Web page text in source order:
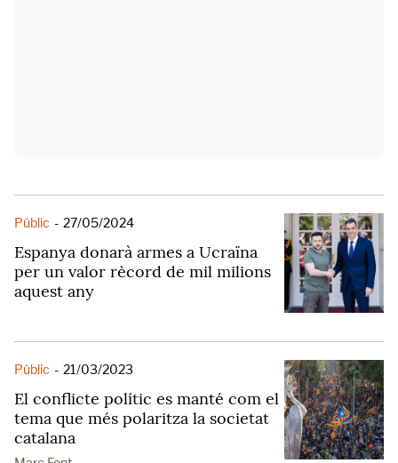
Públic - 27/05/2024
Espanya donarà armes a Ucraïna
per un valor rècord de mil milions
aquest any
Públic - 21/03/2023
El conflicte polític es manté com el
tema que més polaritza la societat
catalana